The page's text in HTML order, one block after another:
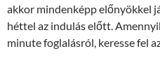
akkor mindenképp előnyökkel
héttel az indulás előtt.
minute foglalásról, keresse fel